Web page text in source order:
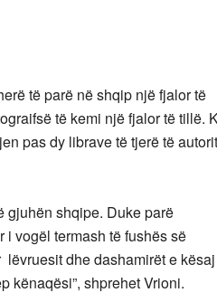
të parë në shqip një fjalor të
të kemi një fjalor të tillë.
pas dy librave të tjerë të autorit
gjuhën shqipe. Duke parë
vogël termash të fushës së
dhe dashamirët e kësaj
kënaqësi”, shprehet Vrioni.